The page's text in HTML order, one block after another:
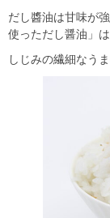
だし醬油は甘味が
使っただし醤油」
しじみの繊細なう